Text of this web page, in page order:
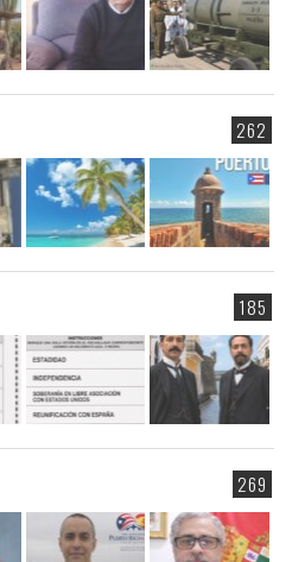
262
185
269